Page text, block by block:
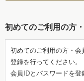
初めてのご利用の方
初めてのご利用の方・会
登録を行ってください。
会員IDとパスワードを